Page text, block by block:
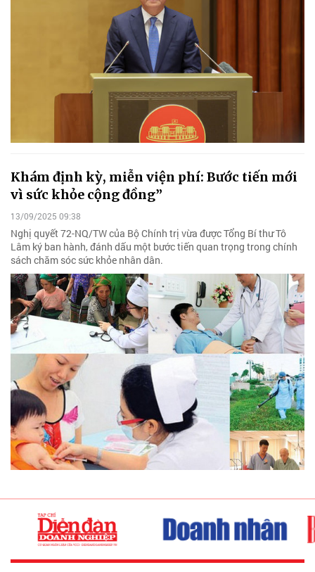
Khám định kỳ, miễn viện phí: Bước tiến mới
vì sức khỏe cộng đồng”
13/09/2025 09:38
Nghị quyết 72-NQ/TW của Bộ Chính trị vừa được Tổng Bí thư Tô
Lâm ký ban hành, đánh dấu một bước tiến quan trọng trong chính
sách chăm sóc sức khỏe nhân dân.